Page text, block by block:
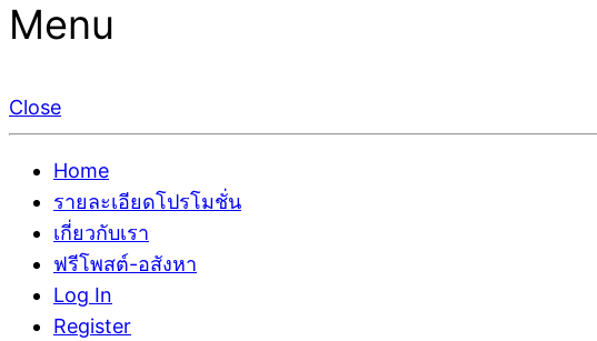
Menu
Close
Home
รายละเอียดโปรโมชั่น
เกี่ยวกับเรา
ฟรีโพสต์-อสังหา
Log In
Register